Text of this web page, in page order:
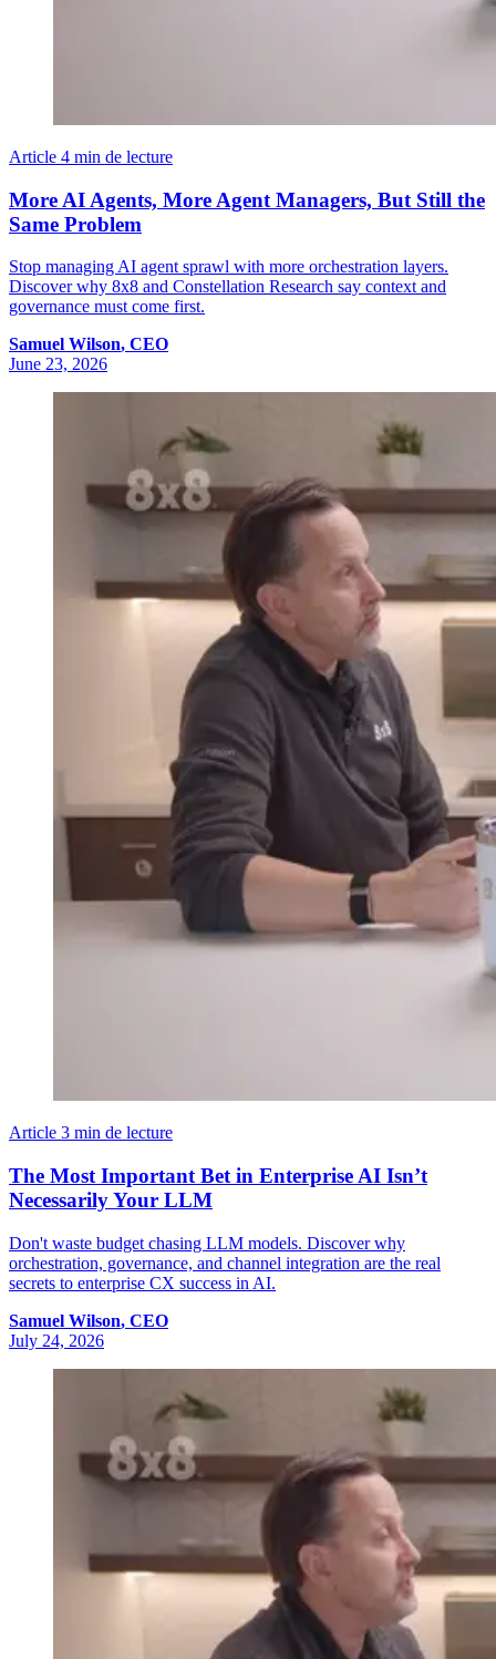
Article 4 min de lecture
More AI Agents, More Agent Managers, But Still the
Same Problem
Stop managing AI agent sprawl with more orchestration layers.
Discover why 8x8 and Constellation Research say context and
governance must come first.
Samuel Wilson, CEO
June 23, 2026
Article 3 min de lecture
The Most Important Bet in Enterprise AI Isn’t
Necessarily Your LLM
Don't waste budget chasing LLM models. Discover why
orchestration, governance, and channel integration are the real
secrets to enterprise CX success in AI.
Samuel Wilson, CEO
July 24, 2026